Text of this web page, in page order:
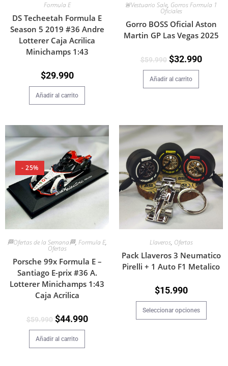
Formula E
DS Techeetah Formula E
Season 5 2019 #36 Andre
Lotterer Caja Acrilica
Minichamps 1:43
$29.990
Añadir al carrito
🚨Vestuario Sale, Gorros Formula 1
Oficiales
Gorro BOSS Oficial Aston
Martin GP Las Vegas 2025
$59.990 $32.990
Añadir al carrito
- 25%
🏁Ofertas de la Semana🏁, Formula E,
Ofertas
Porsche 99x Formula E –
Santiago E-prix #36 A.
Lotterer Minichamps 1:43
Caja Acrilica
$59.990 $44.990
Añadir al carrito
Llaveros, Ofertas
Pack Llaveros 3 Neumatico
Pirelli + 1 Auto F1 Metalico
$15.990
Seleccionar opciones